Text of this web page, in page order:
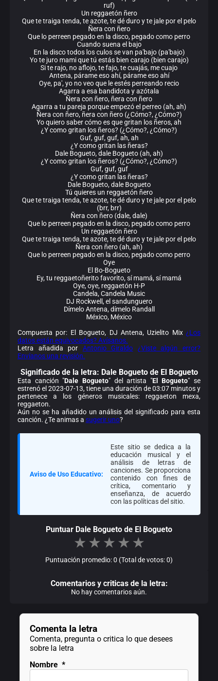
ruf)
Un reggaetón ñero
Que te traiga tenda, te azote, te dé duro y te jale por el pelo
Ñera con ñero
Que lo perreen pegado en la disco, pegado como perro
Cuando suena el bajo
En la disco todos los culos se van pa'bajo (pa'bajo)
Yo te juro mami que tú estás bien carajo (bien carajo)
Si te rajo, no aflojo, te fajo, te cuajás, me cuajo
Antena, párame eso ahí, párame eso ahí
Oye, pa', yo no veo que le estés perreando recio
Agarra a esa bandidota y azótala
Ñera con ñero, ñera con ñero
Agarra a tu pareja porque empezó el perreo (ah, ah)
Ñera con ñero, ñera con ñero (¿Cómo?, ¿Cómo?)
Yo quiero saber cómo es que gritan los ñeros, ah
¿Y como gritan los ñeros? (¿Cómo?, ¿Cómo?)
Guf, guf, guf, ah, ah
¿Y como gritan las ñeras?
Dale Bogueto, dale Bogueto (ah, ah)
¿Y como gritan los ñeros? (¿Cómo?, ¿Cómo?)
Guf, guf, guf
¿Y como gritan las ñeras?
Dale Bogueto, dale Bogueto
Tú quieres un reggaetón ñero
Que te traiga tenda, te azote, te dé duro y te jale por el pelo
(brr, brr)
Ñera con ñero (dale, dale)
Que lo perreen pegado en la disco, pegado como perro
Un reggaetón ñero
Que te traiga tenda, te azote, te dé duro y te jale por el pelo
Ñera con ñero (ah, ah)
Que lo perreen pegado en la disco, pegado como perro
Oye
El Bo-Bogueto
Ey, tu reggaetoñerito favorito, sí mamá, sí mamá
Oye, oye, reggaetón H-P
Candela, Candela Music
DJ Rockwell, el sandunguero
Dímelo Antena, dímelo Randall
México, México
Compuesta por: El Bogueto, DJ Antena, Uzielito Mix ¿Los
datos están equivocados? Avísanos.
Letra añadida por Antonio Giraldo
¿Viste algún error?
Envíanos una revisión.
Significado de la letra: Dale Bogueto de El Bogueto
Esta canción "Dale Bogueto" del artista "El Bogueto" se
estrenó el 2023-07-13, tiene una duración de 03:07 minutos y
pertenece a los géneros musicales: reggaeton mexa,
reggaeton.
Aún no se ha añadido un análisis del significado para esta
canción. ¿Te animas a sugerir uno?
Aviso de Uso Educativo:
Este sitio se dedica a la
educación musical y el
análisis de letras de
canciones. Se proporciona
contenido con fines de
crítica, comentario y
enseñanza, de acuerdo
con las políticas del sitio.
Puntuar Dale Bogueto de El Bogueto
★ ★ ★ ★ ★
Puntuación promedio: 0 (Total de votos: 0)
Comentarios y criticas de la letra:
No hay comentarios aún.
Comenta la letra
Comenta, pregunta o critica lo que desees
sobre la letra
Nombre *